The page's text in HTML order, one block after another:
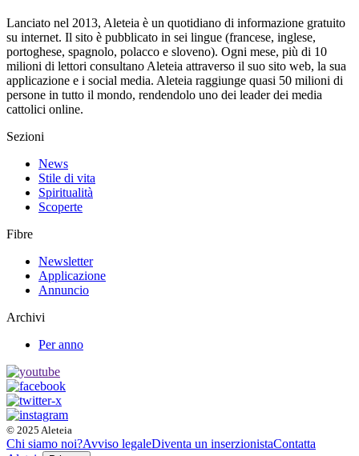
Lanciato nel 2013, Aleteia è un quotidiano di informazione gratuito
su internet. Il sito è pubblicato in sei lingue (francese, inglese,
portoghese, spagnolo, polacco e sloveno). Ogni mese, più di 10
milioni di lettori consultano Aleteia attraverso il suo sito web, la sua
applicazione e i social media. Aleteia raggiunge quasi 50 milioni di
persone in tutto il mondo, rendendolo uno dei leader dei media
cattolici online.
Sezioni
News
Stile di vita
Spiritualità
Scoperte
Fibre
Newsletter
Applicazione
Annuncio
Archivi
Per anno
© 2025 Aleteia
Chi siamo noi?Avviso legaleDiventa un inserzionistaContatta